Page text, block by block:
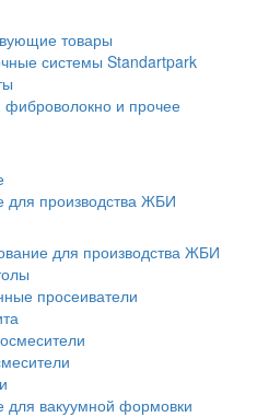
товары
системы Standartpark
и прочее
для производства ЖБИ
для производства ЖБИ
просеиватели
для вакуумной формовки